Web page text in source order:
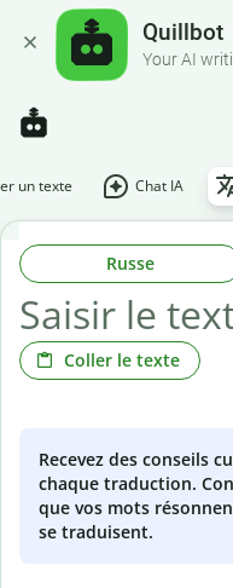
Quillbot
Your AI
un texte Chat IA
Russe
Coller le texte
Recevez des conseils
chaque traduction.
que vos mots
se traduisent.